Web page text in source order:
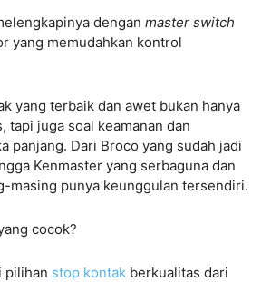
dengan master switch
yang memudahkan kontrol
yang terbaik dan awet bukan hanya
tapi juga soal keamanan dan
panjang. Dari Broco yang sudah jadi
Kenmaster yang serbaguna dan
masing punya keunggulan tersendiri.
cocok?
pilihan stop kontak berkualitas dari